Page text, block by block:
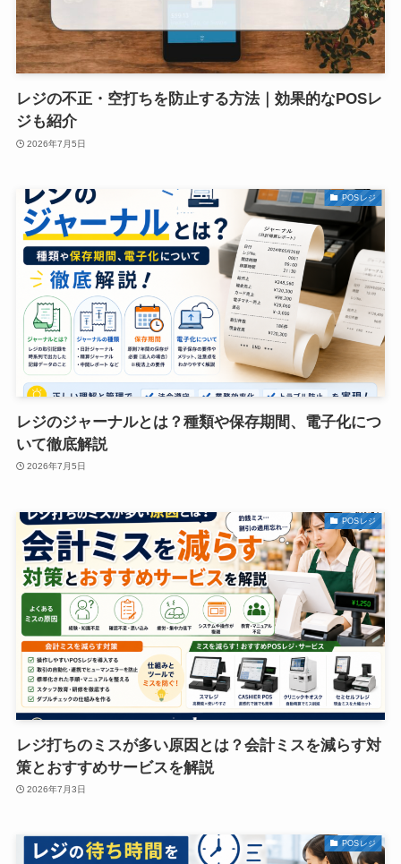
レジの不正・空打ちを防止する方法｜効果的なPOSレ
ジも紹介
2026年7月5日
POSレジ
レジのジャーナルとは？種類や保存期間、電子化につ
いて徹底解説
2026年7月5日
POSレジ
レジ打ちのミスが多い原因とは？会計ミスを減らす対
策とおすすめサービスを解説
2026年7月3日
POSレジ